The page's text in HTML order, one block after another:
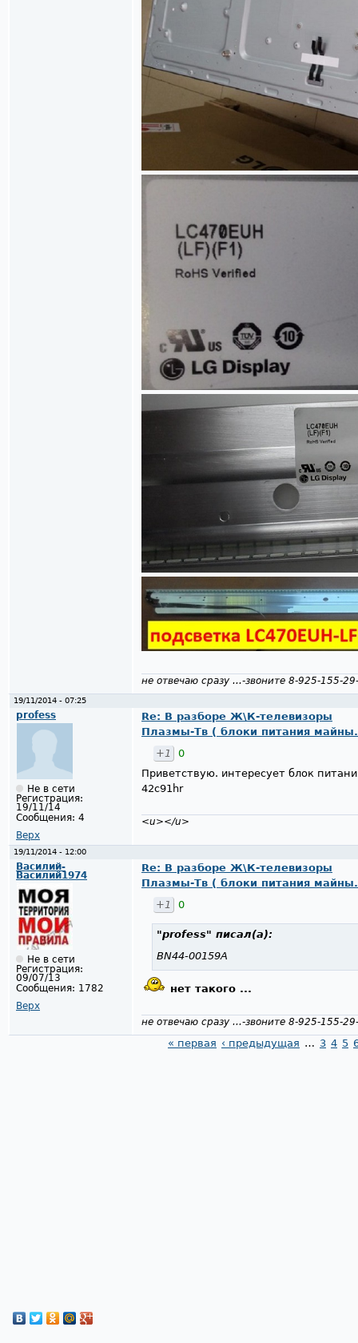
не отвечаю сразу ...-звоните 8-925-155-
19/11/2014 - 07:25
profess
Не в сети
Регистрация:
19/11/14
Сообщения: 4
Верх
Re: В разборе Ж\К-телевизоры
Плазмы-Тв ( блоки питания
+1
0
Приветствую. интересует блок
42c91hr
<u></u>
19/11/2014 - 12:00
Василий-
Василий1974
Не в сети
Регистрация:
09/07/13
Сообщения: 1782
Верх
Re: В разборе Ж\К-телевизоры
Плазмы-Тв ( блоки питания
+1
0
"profess" писал(а):
BN44-00159A
нeт такого ...
не отвечаю сразу ...-звоните 8-925-155-
« первая ‹ предыдущая … 3 4 5